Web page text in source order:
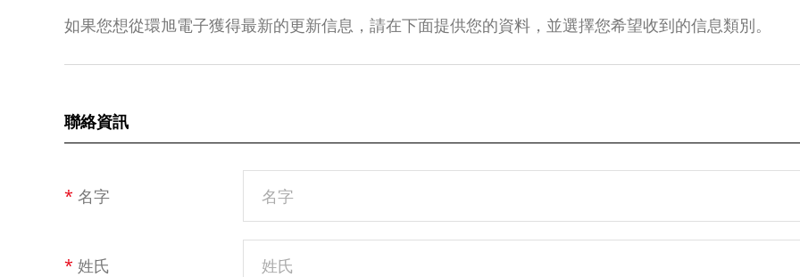
如果您想從環旭電子獲得最新的更新信息，請在下面提供您的資料，並選擇您希望收到的信息類別。
聯絡資訊
* 名字
* 姓氏